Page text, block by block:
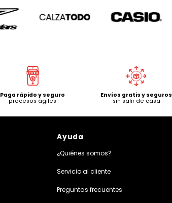
Paga rápido y seguro
procesos ágiles
Envíos gratis y seguros
sin salir de casa
Ayuda
¿Quiénes somos?
Servicio al cliente
Preguntas frecuentes